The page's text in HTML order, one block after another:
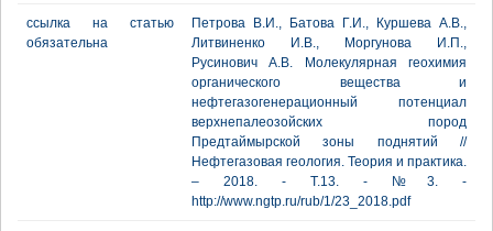
ссылка на статью
обязательна
Петрова В.И., Батова Г.И., Куршева А.В.,
Литвиненко И.В., Моргунова И.П.,
Русинович А.В. Молекулярная геохимия
органического вещества и
нефтегазогенерационный потенциал
верхнепалеозойских пород
Предтаймырской зоны поднятий //
Нефтегазовая геология. Теория и практика.
– 2018. - Т.13. - №3. -
http://www.ngtp.ru/rub/1/23_2018.pdf